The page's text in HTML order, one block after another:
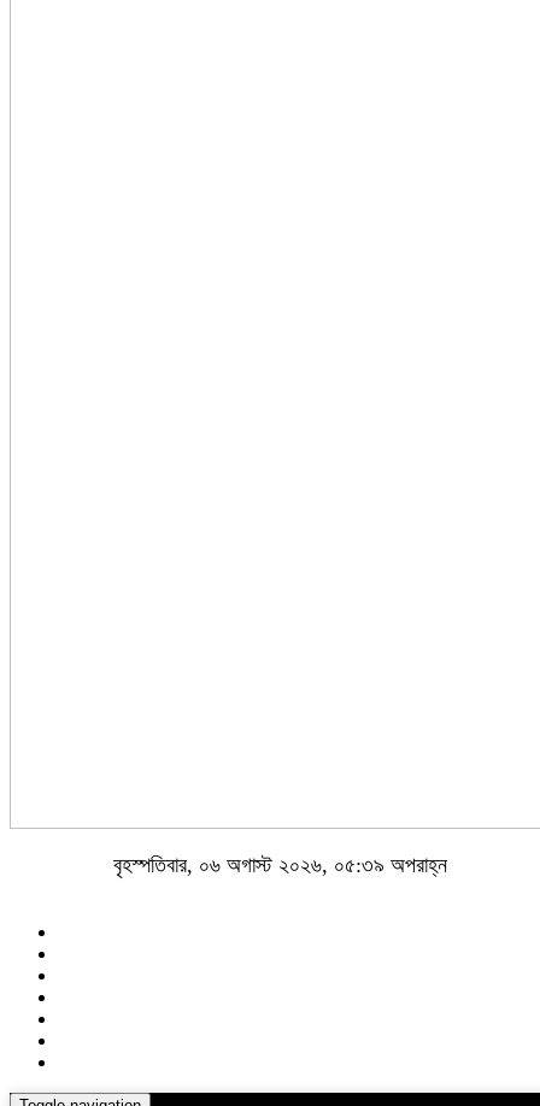
বৃহস্পতিবার, ০৬ অগাস্ট ২০২৬, ০৫:৩৯ অপরাহ্ন